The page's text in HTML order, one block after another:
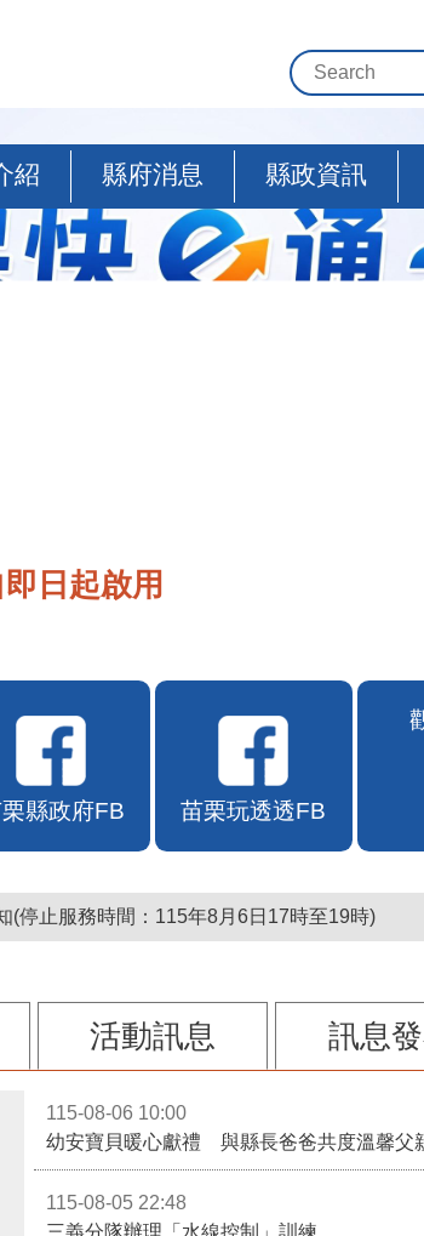
紹 縣府消息 縣政資訊
日起啟用
縣政府FB 苗栗玩透透FB
(停止服務時間：115年8月6日17時至19時)
活動訊息 訊息
115-08-06 10:00
幼安寶貝暖心獻禮 與縣長爸爸共度溫馨父
115-08-05 22:48